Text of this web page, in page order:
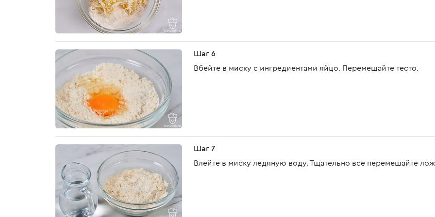
Шаг 6
Вбейте в миску с ингредиентами яйцо. Перемешайте тесто.
Шаг 7
Влейте в миску ледяную воду. Тщательно все перемешайте